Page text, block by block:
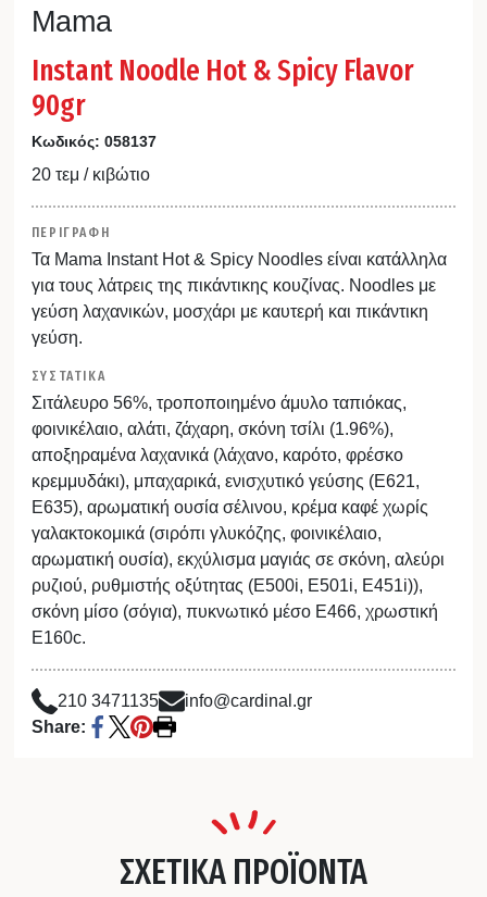
Mama
Instant Noodle Hot & Spicy Flavor
90gr
Κωδικός: 058137
20 τεμ / κιβώτιο
ΠΕΡΙΓΡΑΦΗ
Τα Mama Instant Hot & Spicy Noodles είναι κατάλληλα
για τους λάτρεις της πικάντικης κουζίνας. Νoodles με
γεύση λαχανικών, μοσχάρι με καυτερή και πικάντικη
γεύση.
ΣΥΣΤΑΤΙΚΑ
Σιτάλευρο 56%, τροποποιημένο άμυλο ταπιόκας,
φοινικέλαιο, αλάτι, ζάχαρη, σκόνη τσίλι (1.96%),
αποξηραμένα λαχανικά (λάχανο, καρότο, φρέσκο
κρεμμυδάκι), μπαχαρικά, ενισχυτικό γεύσης (Ε621,
Ε635), αρωματική ουσία σέλινου, κρέμα καφέ χωρίς
γαλακτοκομικά (σιρόπι γλυκόζης, φοινικέλαιο,
αρωματική ουσία), εκχύλισμα μαγιάς σε σκόνη, αλεύρι
ρυζιού, ρυθμιστής οξύτητας (Ε500i, Ε501i, E451i)),
σκόνη μίσο (σόγια), πυκνωτικό μέσο Ε466, χρωστική
Ε160c.
210 3471135
info@cardinal.gr
Share:
ΣΧΕΤΙΚΑ ΠΡΟΪΟΝΤΑ